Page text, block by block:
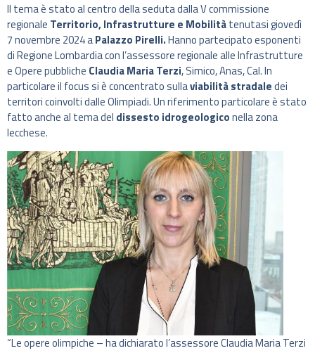
Il tema è stato al centro della seduta dalla V commissione
regionale Territorio, Infrastrutture e Mobilitàtenutasi giovedì
7 novembre 2024 aPalazzo Pirelli.Hanno partecipato esponenti
di Regione Lombardia con l’assessore regionale alle Infrastrutture
e Opere pubbliche Claudia Maria Terzi, Simico, Anas, Cal. In
particolare il focus si è concentrato sullaviabilità stradaledei
territori coinvolti dalle Olimpiadi. Un riferimento particolare è stato
fatto anche al tema del dissesto idrogeologiconella zona
lecchese.
“Le opere olimpiche – ha dichiarato l’assessore Claudia Maria Terzi